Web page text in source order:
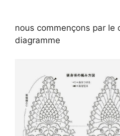
nous commençons par le
diagramme